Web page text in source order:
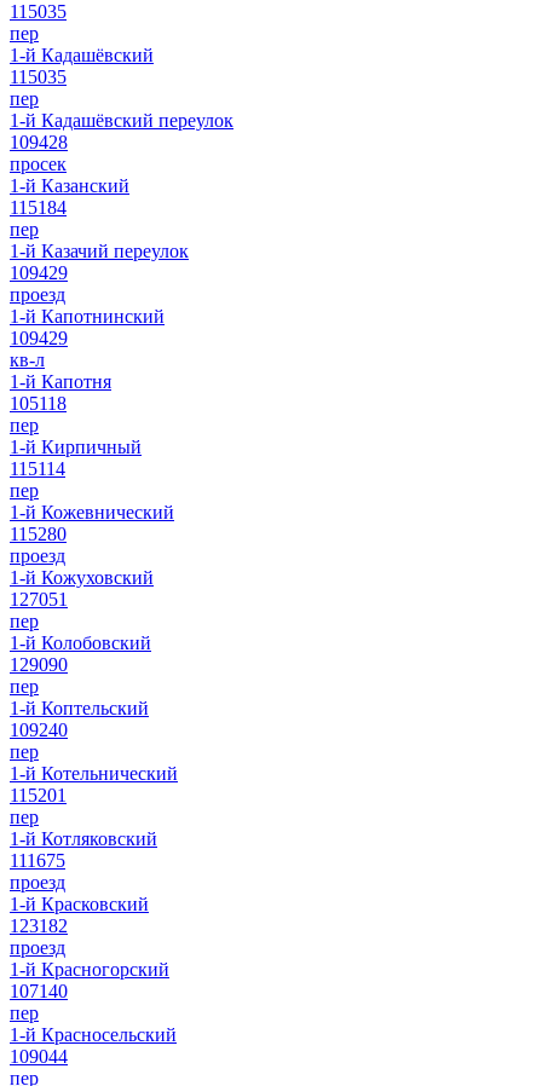
115035
пер
1-й Кадашёвский
115035
пер
1-й Кадашёвский переулок
109428
просек
1-й Казанский
115184
пер
1-й Казачий переулок
109429
проезд
1-й Капотнинский
109429
кв-л
1-й Капотня
105118
пер
1-й Кирпичный
115114
пер
1-й Кожевнический
115280
проезд
1-й Кожуховский
127051
пер
1-й Колобовский
129090
пер
1-й Коптельский
109240
пер
1-й Котельнический
115201
пер
1-й Котляковский
111675
проезд
1-й Красковский
123182
проезд
1-й Красногорский
107140
пер
1-й Красносельский
109044
пер